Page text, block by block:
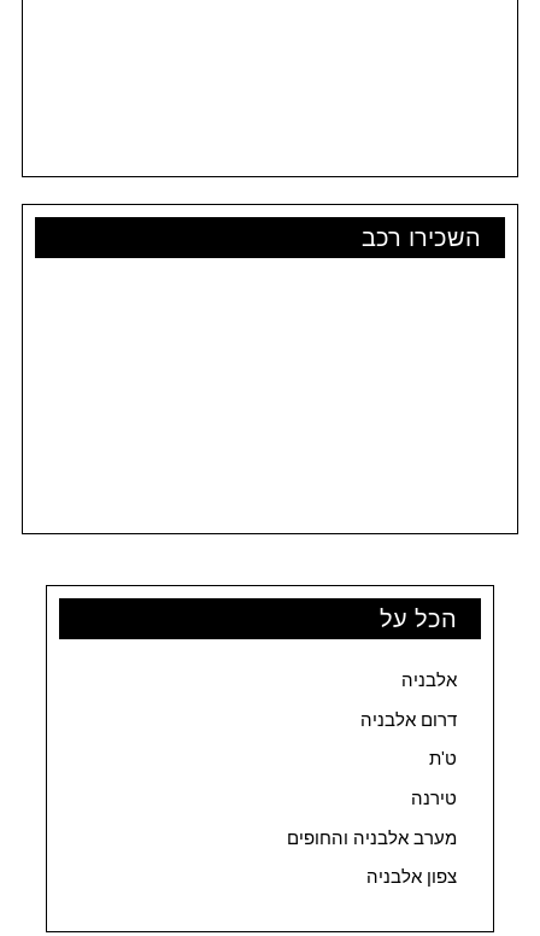
השכירו רכב
הכל על
אלבניה
דרום אלבניה
ט'ת
טירנה
מערב אלבניה והחופים
צפון אלבניה